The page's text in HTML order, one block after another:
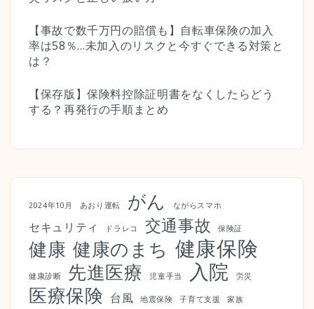
【事故で数千万円の賠償も】自転車保険の加入
率は58％…未加入のリスクと今すぐできる対策と
は？
【保存版】保険料控除証明書をなくしたらどう
する？再発行の手順まとめ
2024年10月 あおり運転 がん ながらスマホ
セキュリティ ドラレコ 交通事故 保険証
健康 健康のまち 健康保険
健康診断 先進医療 児童手当 入院 労災
医療保険 台風 地震保険 子育て支援 家族